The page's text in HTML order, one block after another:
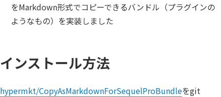
をMarkdown形式でコピーできるバンドル（プラグインの
ようなもの）を実装しました
インストール方法
hypermkt/CopyAsMarkdownForSequelProBundleをgit